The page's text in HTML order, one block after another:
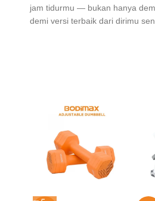
jam tidurmu — bukan hanya
demi versi terbaik dari dirimu